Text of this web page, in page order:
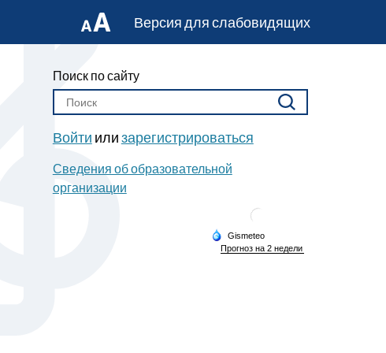
Версия для слабовидящих
Поиск по сайту
Войти илизарегистрироваться
Сведения об образовательной
организации